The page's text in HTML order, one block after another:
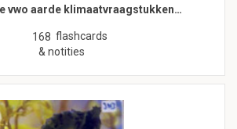
vwo aarde klimaatvraagstukken…
168 flashcards
& notities